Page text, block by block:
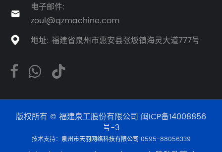

电子邮件:
zoul@qzmachine.com
 地址: 福建省泉州市惠安县张坂镇海灵大道777号
版权所有 © 福建泉工股份有限公司 闽ICP备14008856
号-3
技术支持： 泉州市天羽网络科技有限公司 0595-88056339